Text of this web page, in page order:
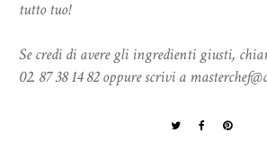
tutto tuo!
Se credi di avere gli ingredienti giusti,
02. 87 38 14 82 oppure scrivi a